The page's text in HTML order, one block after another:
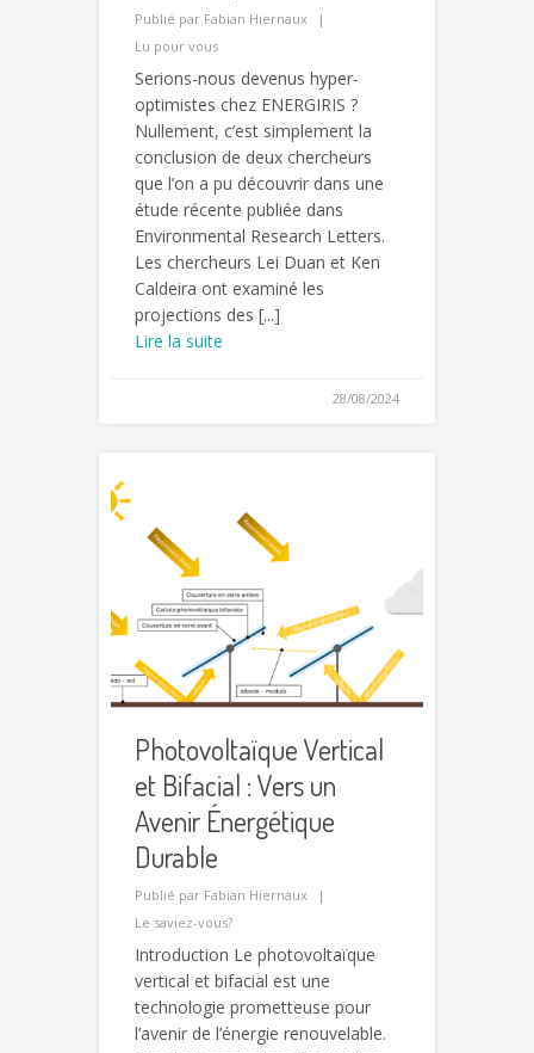
Publié par Fabian Hiernaux
Lu pour vous
Serions-nous devenus hyper-
optimistes chez ENERGIRIS ?
Nullement, c’est simplement la
conclusion de deux chercheurs
que l’on a pu découvrir dans une
étude récente publiée dans
Environmental Research Letters.
Les chercheurs Lei Duan et Ken
Caldeira ont examiné les
projections des [...]
Lire la suite
28/08/2024
Photovoltaïque Vertical
et Bifacial : Vers un
Avenir Énergétique
Durable
Publié par Fabian Hiernaux
Le saviez-vous?
Introduction Le photovoltaïque
vertical et bifacial est une
technologie prometteuse pour
l’avenir de l’énergie renouvelable.